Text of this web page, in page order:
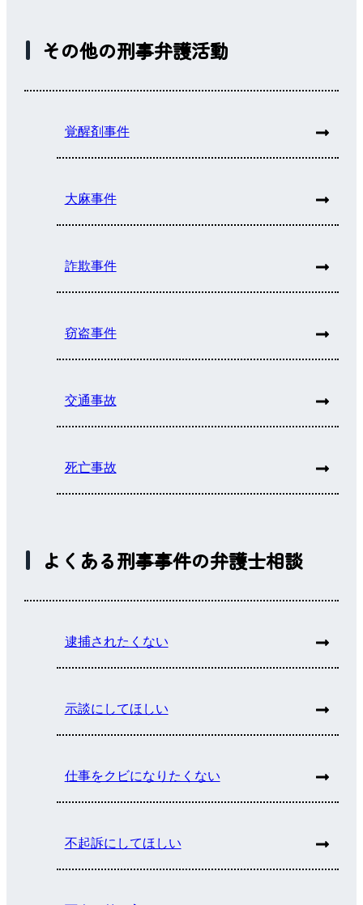
その他の刑事弁護活動
覚醒剤事件
大麻事件
詐欺事件
窃盗事件
交通事故
死亡事故
よくある刑事事件の弁護士相談
逮捕されたくない
示談にしてほしい
仕事をクビになりたくない
不起訴にしてほしい